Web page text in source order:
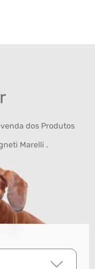
dos Produtos
Marelli .